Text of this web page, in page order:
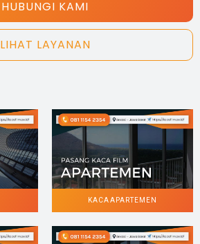
HUBUNGI KAMI
LIHAT LAYANAN
KACA APARTEMEN